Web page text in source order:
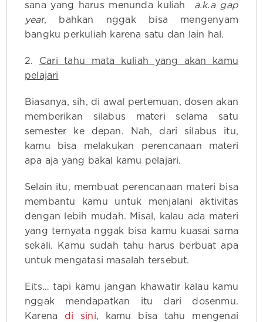
sana yang harus menunda kuliah a.k.a gap
year, bahkan nggak bisa mengenyam
bangku perkuliah karena satu dan lain hal.
2. Cari tahu mata kuliah yang akan kamu
pelajari
Biasanya, sih, di awal pertemuan, dosen akan
memberikan silabus materi selama satu
semester ke depan. Nah, dari silabus itu,
kamu bisa melakukan perencanaan materi
apa aja yang bakal kamu pelajari.
Selain itu, membuat perencanaan materi bisa
membantu kamu untuk menjalani aktivitas
dengan lebih mudah. Misal, kalau ada materi
yang ternyata nggak bisa kamu kuasai sama
sekali. Kamu sudah tahu harus berbuat apa
untuk mengatasi masalah tersebut.
Eits… tapi kamu jangan khawatir kalau kamu
nggak mendapatkan itu dari dosenmu.
Karena di sini, kamu bisa tahu mengenai